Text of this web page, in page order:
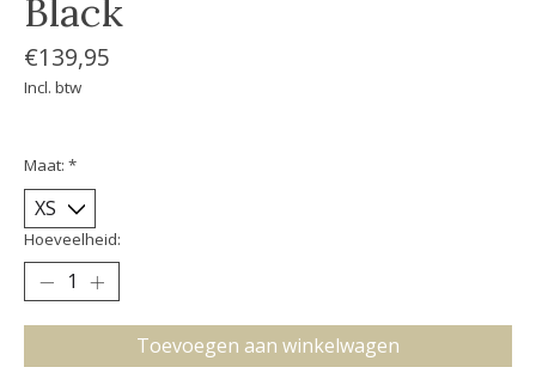
Black
€139,95
Incl. btw
Maat: *
Hoeveelheid:
Toevoegen aan winkelwagen